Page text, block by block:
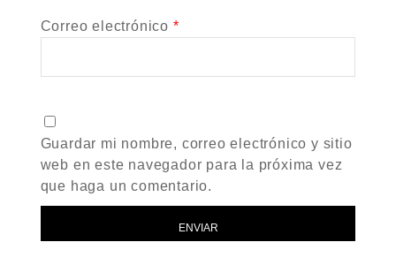
Correo electrónico *
Guardar mi nombre, correo electrónico y sitio
web en este navegador para la próxima vez
que haga un comentario.